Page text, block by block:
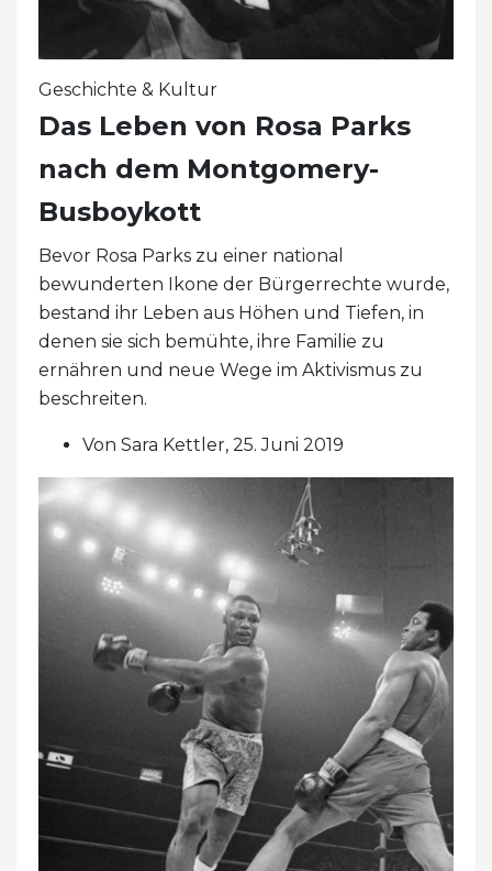
Geschichte & Kultur
Das Leben von Rosa Parks
nach dem Montgomery-
Busboykott
Bevor Rosa Parks zu einer national
bewunderten Ikone der Bürgerrechte wurde,
bestand ihr Leben aus Höhen und Tiefen, in
denen sie sich bemühte, ihre Familie zu
ernähren und neue Wege im Aktivismus zu
beschreiten.
Von Sara Kettler, 25. Juni 2019